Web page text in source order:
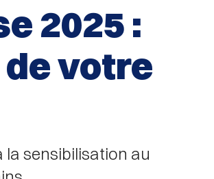
2025 :
votre
la sensibilisation au